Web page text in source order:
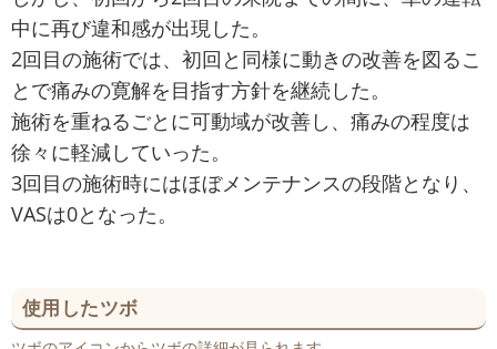
中に再び違和感が出現した。
2回目の施術では、初回と同様に動きの改善を図るこ
とで痛みの寛解を目指す方針を継続した。
施術を重ねるごとに可動域が改善し、痛みの程度は
徐々に軽減していった。
3回目の施術時にはほぼメンテナンスの段階となり、
VASは0となった。
使用したツボ